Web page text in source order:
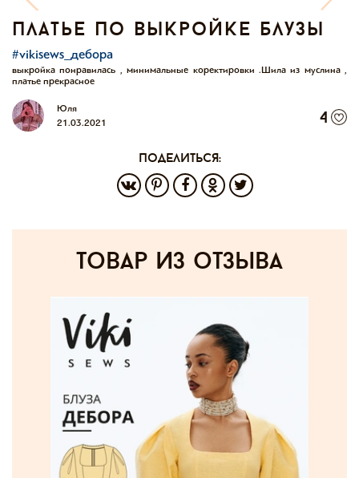
платье по выкройке блузы
#vikisews_дебора
выкройка понравилась , минимальные коректировки .Шила из муслина ,
платье прекрасное
Юля
21.03.2021
4
поделиться:
товар из отзыва